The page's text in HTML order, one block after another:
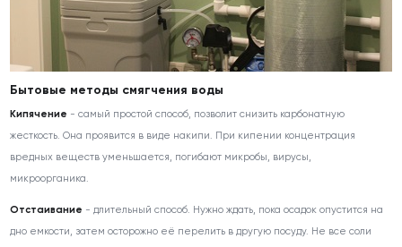
Бытовые методы смягчения воды
Кипячение - самый простой способ, позволит снизить карбонатную
жесткость. Она проявится в виде накипи. При кипении концентрация
вредных веществ уменьшается, погибают микробы, вирусы,
микроорганика.
Отстаивание - длительный способ. Нужно ждать, пока осадок опустится на
дно емкости, затем осторожно её перелить в другую посуду. Не все соли